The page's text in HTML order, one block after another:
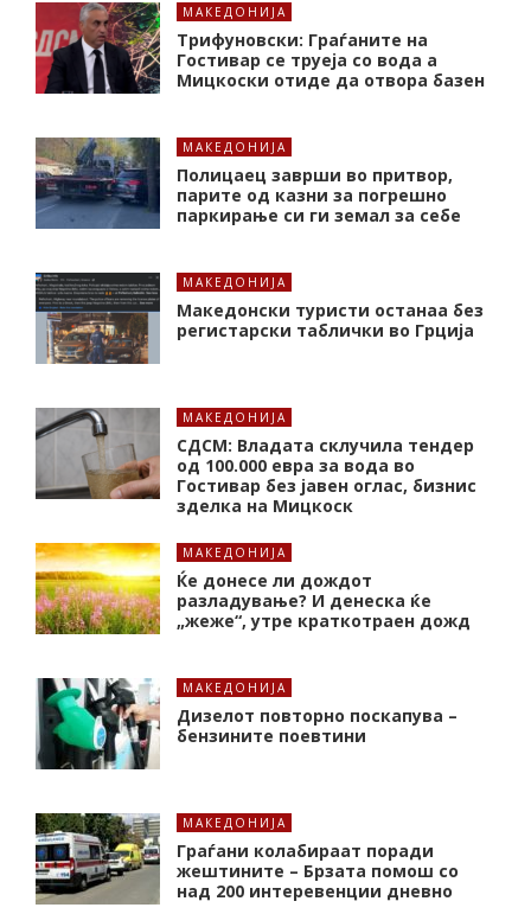
МАКЕДОНИЈА
Трифуновски: Граѓаните на
Гостивар се труеја со вода а
Мицкоски отиде да отвора базен
МАКЕДОНИЈА
Полицаец заврши во притвор,
парите од казни за погрешно
паркирање си ги земал за себе
МАКЕДОНИЈА
Македонски туристи останаа без
регистарски таблички во Грција
МАКЕДОНИЈА
СДСМ: Владата склучила тендер
од 100.000 евра за вода во
Гостивар без јавен оглас, бизнис
зделка на Мицкоск
МАКЕДОНИЈА
Ќе донесе ли дождот
разладување? И денеска ќе
„жеже“, утре краткотраен дожд
МАКЕДОНИЈА
Дизелот повторно поскапува –
бензините поевтини
МАКЕДОНИЈА
Граѓани колабираат поради
жештините – Брзата помош со
над 200 интеревенции дневно